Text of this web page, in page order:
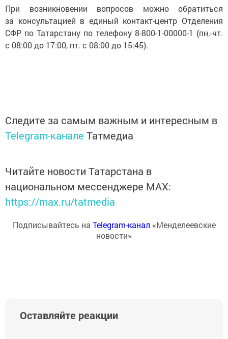
При возникновении вопросов можно обратиться
за консультацией в единый контакт-центр Отделения
СФР по Татарстану по телефону 8-800-1-00000-1 (пн.-чт.
с 08:00 до 17:00, пт. с 08:00 до 15:45).
Следите за самым важным и интересным в
Telegram-канале Татмедиа
Читайте новости Татарстана в
национальном мессенджере MАХ:
https://max.ru/tatmedia
Подписывайтесь на Telegram-канал «Менделеевские
новости»
Оставляйте реакции